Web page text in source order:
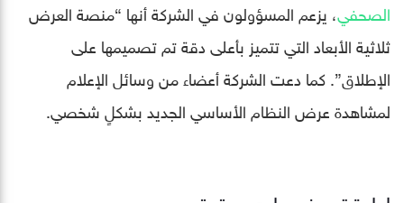
الصحفي، يزعم المسؤولون في الشركة أنها “منصة العرض
ثلاثية الأبعاد التي تتميز بأعلى دقة تم تصميمها على
الإطلاق”. كما دعت الشركة أعضاء من وسائل الإعلام
لمشاهدة عرض النظام الأساسي الجديد بشكلٍ شخصي.